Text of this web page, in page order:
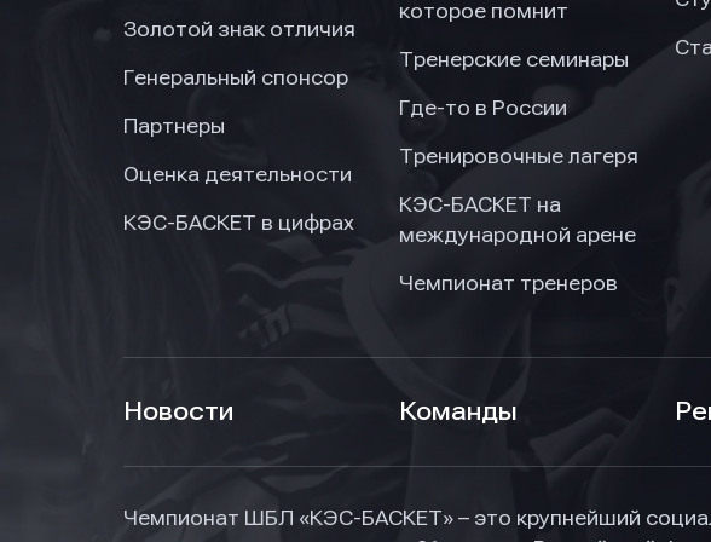
Золотой знак отличия
Генеральный спонсор
Партнеры
Оценка деятельности
КЭС-БАСКЕТ в цифрах
которое помнит
Тренерские семинары
Где-то в России
Тренировочные лагеря
КЭС-БАСКЕТ на
международной арене
Чемпионат тренеров
Новости Команды
Чемпионат ШБЛ «КЭС-БАСКЕТ» – это крупнейший